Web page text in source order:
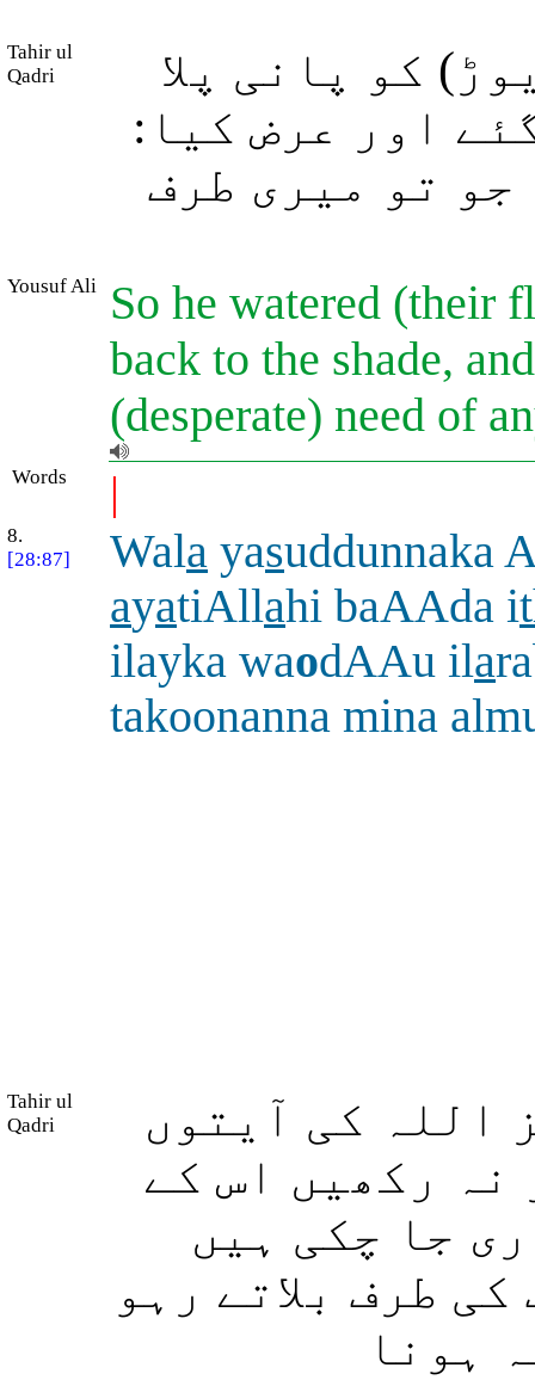
Tahir ul
Qadri
کو پانی پلا
اور عرض کیا:
جو تو میری طرف
Yousuf Ali
So he watered (their
back to the shade,
(desperate) need of
Words |
8.
[28:87]
Wala yasuddunnaka
ayatiAllahi baAAda i
ilayka waodAAu ila
takoonanna mina
Tahir ul
Qadri
اللہ کی آیتوں
نہ رکھیں اس کے
جا چکی ہیں
طرف بلاتے رہو
ہونا